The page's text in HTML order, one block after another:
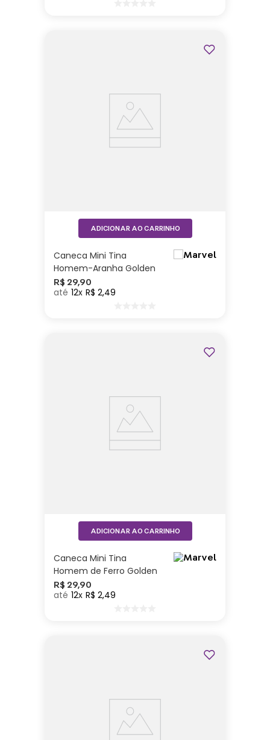
Caneca Mini Tina
Homem-Aranha Golden
- Marvel
R$ 29,90
12 R$ 2,49
ADICIONAR AO CARRINHO
Caneca Mini Tina
Homem de Ferro Golden
- Marvel
R$ 29,90
12 R$ 2,49
ADICIONAR AO CARRINHO